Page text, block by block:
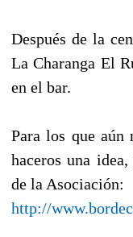
Después de la
La Charanga El
en el bar.
Para los que aún
haceros una
de la Asociación:
http://